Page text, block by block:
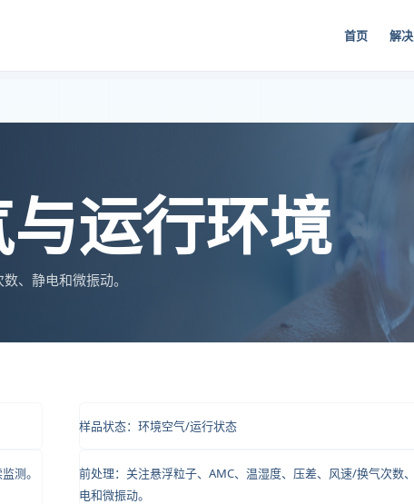
首页 解
运行环境
、静电和微振动。
样品状态：环境空气/运行状态
测。
前处理：关注悬浮粒子、AMC、温湿度、压差、风速/换气次数
电和微振动。